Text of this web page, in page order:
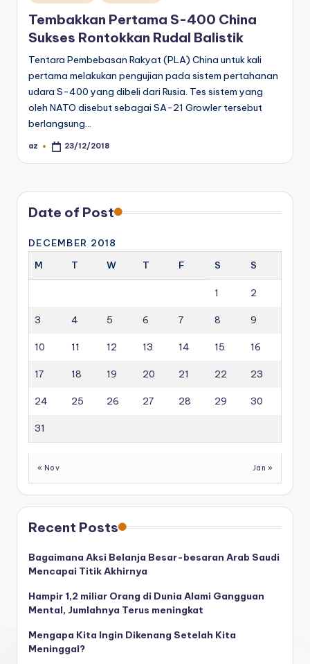
in
Tembakkan Pertama S-400 China
Sukses Rontokkan Rudal Balistik
Tentara Pembebasan Rakyat (PLA) China untuk kali
pertama melakukan pengujian pada sistem pertahanan
udara S-400 yang dibeli dari Rusia. Tes sistem yang
oleh NATO disebut sebagai SA-21 Growler tersebut
berlangsung…
Posted
az 23/12/2018
Date of Post
DECEMBER 2018
M
T W T F S S
1 2
3 4 5 6 7 8 9
10 11 12 13 14 15 16
17 18 19 20 21 22 23
24 25 26 27 28 29 30
31
« Nov Jan »
Recent Posts
Bagaimana Aksi Belanja Besar-besaran Arab Saudi
Mencapai Titik Akhirnya
Hampir 1,2 miliar Orang di Dunia Alami Gangguan
Mental, Jumlahnya Terus meningkat
Mengapa Kita Ingin Dikenang Setelah Kita
Meninggal?